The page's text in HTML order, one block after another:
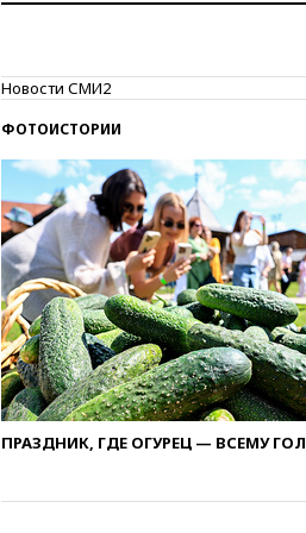
Новости СМИ2
ФОТОИСТОРИИ
ПРАЗДНИК, ГДЕ ОГУРЕЦ — ВСЕМУ